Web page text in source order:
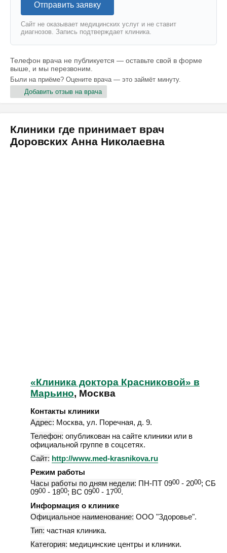
Отправить заявку
Сайт не оказывает медицинских услуг и не ставит
диагнозов. Запись подтверждает клиника.
Телефон врача не публикуется — оставьте свой в форме
выше, и мы перезвоним.
Были на приёме? Оцените врача — это займёт минуту.
Добавить отзыв на врача
Клиники где принимает врач
Доровских Анна Николаевна
«Клиника доктора Красниковой» в
Марьино, Москва
Контакты клиники
Адрес: Москва, ул. Поречная, д. 9.
Телефон: опубликован на сайте клиники или в
официальной группе в соцсетях.
Сайт: http://www.med-krasnikova.ru
Режим работы
Часы работы по дням недели: ПН-ПТ 0900 - 2000; СБ
0900 - 1800; ВС 0900 - 1700.
Информация о клинике
Официальное наименование: ООО "Здоровье".
Тип: частная клиника.
Категория: медицинские центры и клиники.